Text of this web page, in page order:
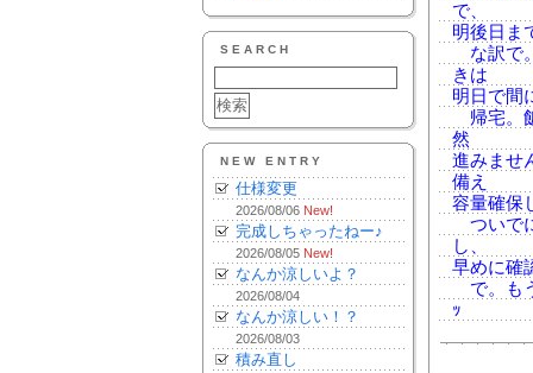
SEARCH
NEW ENTRY
仕様変更
2026/08/06 New!
完成しちゃったねー♪
2026/08/05 New!
なんか涼しいよ？
2026/08/04
なんか涼しい！？
2026/08/03
積み直し
で、
明後日ま
な訳で
きは
明日で間
帰宅。
然
進みませ
備え
容量確保
ついで
し、
早めに確
で。も
ｯ